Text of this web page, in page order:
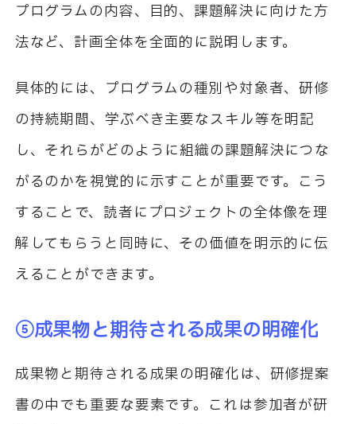
プログラムの内容、目的、課題解決に向けた方
法など、計画全体を全面的に説明します。
具体的には、プログラムの種別や対象者、研修
の持続期間、学ぶべき主要なスキル等を明記
し、それらがどのように組織の課題解決につな
がるのかを視覚的に示すことが重要です。こう
することで、読者にプロジェクトの全体像を理
解してもらうと同時に、その価値を明示的に伝
えることができます。
⑤成果物と期待される成果の明確化
成果物と期待される成果の明確化は、研修提案
書の中でも重要な要素です。これは参加者が研